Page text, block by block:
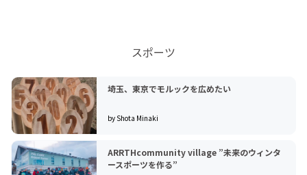
スポーツ
埼玉、東京でモルックを広めたい
by Shota Minaki
ARRTHcommunity village ”未来のウィンタ
ースポーツを作る”